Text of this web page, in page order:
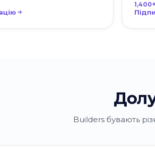
1,400+
Builders бувають